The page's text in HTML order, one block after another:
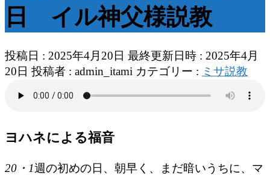
日 イル神父様説教
投稿日 : 2025年4月20日 最終更新日時 : 2025年4月
20日 投稿者 : admin_itami カテゴリー : ミサ説教
ヨハネによる福音
20・1週の初めの日、朝早く、まだ暗いうちに、マ